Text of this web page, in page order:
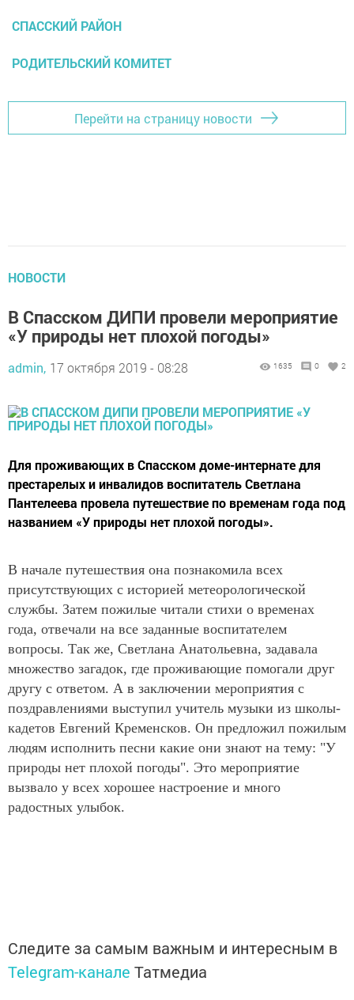
СПАССКИЙ РАЙОН
РОДИТЕЛЬСКИЙ КОМИТЕТ
Перейти на страницу новости
НОВОСТИ
В Спасском ДИПИ провели мероприятие
«У природы нет плохой погоды»
admin, 17 октября 2019 - 08:28 1635 0 2
Для проживающих в Спасском доме-интернате для
престарелых и инвалидов воспитатель Светлана
Пантелеева провела путешествие по временам года под
названием «У природы нет плохой погоды».
В начале путешествия она познакомила всех
присутствующих с историей метеорологической
службы. Затем пожилые читали стихи о временах
года, отвечали на все заданные воспитателем
вопросы. Так же, Светлана Анатольевна, задавала
множество загадок, где проживающие помогали друг
другу с ответом. А в заключении мероприятия с
поздравлениями выступил учитель музыки из школы-
кадетов Евгений Кременсков. Он предложил пожилым
людям исполнить песни какие они знают на тему: "У
природы нет плохой погоды". Это мероприятие
вызвало у всех хорошее настроение и много
радостных улыбок.
Следите за самым важным и интересным в
Telegram-канале Татмедиа